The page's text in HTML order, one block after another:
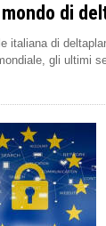
di
italiana di
gli ultimi